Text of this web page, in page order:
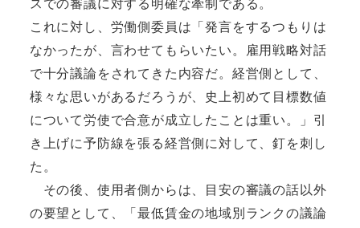
スでの審議に対する明確な牽制である。
これに対し、労働側委員は「発言をするつもりは
なかったが、言わせてもらいたい。雇用戦略対話
で十分議論をされてきた内容だ。経営側として、
様々な思いがあるだろうが、史上初めて目標数値
について労使で合意が成立したことは重い。」引
き上げに予防線を張る経営側に対して、釘を刺し
た。
その後、使用者側からは、目安の審議の話以外
の要望として、「最低賃金の地域別ランクの議論